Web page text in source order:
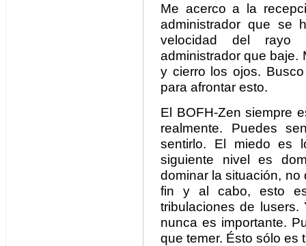
Me acerco a la
administrador que se
velocidad del rayo
administrador que baje.
y cierro los ojos.
para afrontar esto.
El BOFH-Zen siempre
realmente. Puedes
sentirlo. El miedo es
siguiente nivel es
dominar la situación, no
fin y al cabo, esto
tribulaciones de
nunca es importante.
que temer. Ésto sólo es